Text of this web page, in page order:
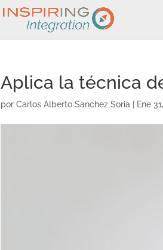
Aplica la técnica
porCarlos Alberto Sanchez Soria Ene